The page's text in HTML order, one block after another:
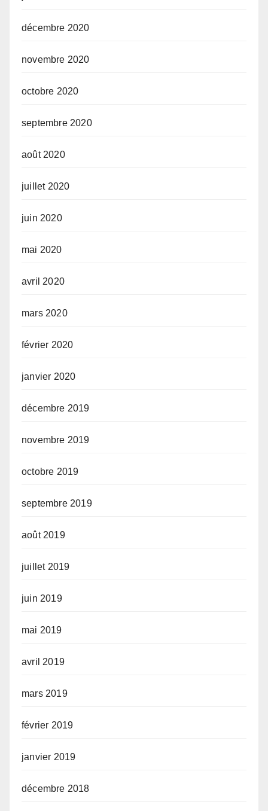
décembre 2020
novembre 2020
octobre 2020
septembre 2020
août 2020
juillet 2020
juin 2020
mai 2020
avril 2020
mars 2020
février 2020
janvier 2020
décembre 2019
novembre 2019
octobre 2019
septembre 2019
août 2019
juillet 2019
juin 2019
mai 2019
avril 2019
mars 2019
février 2019
janvier 2019
décembre 2018